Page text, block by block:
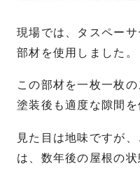
現場では、タスペー
部材を使用しました。
この部材を一枚一枚
塗装後も適度な隙間を
見た目は地味ですが
は、数年後の屋根の